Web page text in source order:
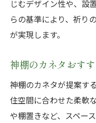
じむデザイン性や、設
らの基準により、祈り
が実現します。
神棚のカネタおす
神棚のカネタが提案す
住空間に合わせた柔軟
や棚置きなど、スペー